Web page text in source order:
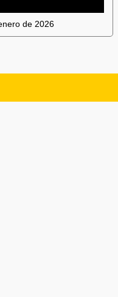
de 2026